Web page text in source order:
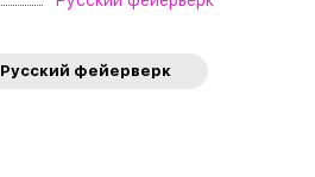
Русский фейерверк